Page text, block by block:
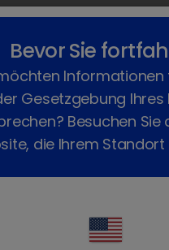
lock_outline
Solamocta
Bevor Sie
Informationen
Gesetzgebung Ihres
Besuchen Sie
die Ihrem